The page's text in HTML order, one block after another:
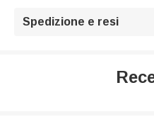
Spedizione e resi